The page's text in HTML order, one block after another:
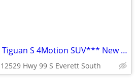
****2015 Volkswagen Tiguan S 4Motion SUV*** New Arrival
12529 Hwy 99 S Everett South